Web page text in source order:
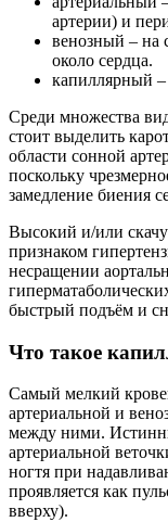
артерии) и
венозный – на
около сердца.
капиллярный
Среди множества
стоит выделить
области сонной
поскольку
замедление биения
Высокий и/или
признаком
несращении
быстрый подъём и
Что такое
Самый мелкий
артериальной и
между ними.
артериальной
ногтя при
проявляется как
вверху).